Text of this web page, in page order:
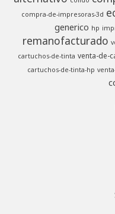
compra-de-impresoras-3d
generico hp
remanofacturado
cartuchos-de-tinta venta-de-
cartuchos-de-tinta-hp